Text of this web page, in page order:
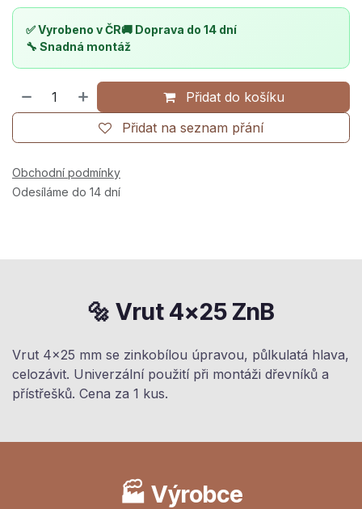
✅ Vyrobeno v ČR🚚 Doprava do 14 dní
🔧 Snadná montáž
Přidat do košíku
Přidat na seznam přání
Obchodní podmínky
Odesíláme do 14 dní
🔩 Vrut 4×25 ZnB
Vrut 4×25 mm se zinkobílou úpravou, půlkulatá hlava,
celozávit. Univerzální použití při montáži dřevníků a
přístřešků. Cena za 1 kus.
🏭 Výrobce